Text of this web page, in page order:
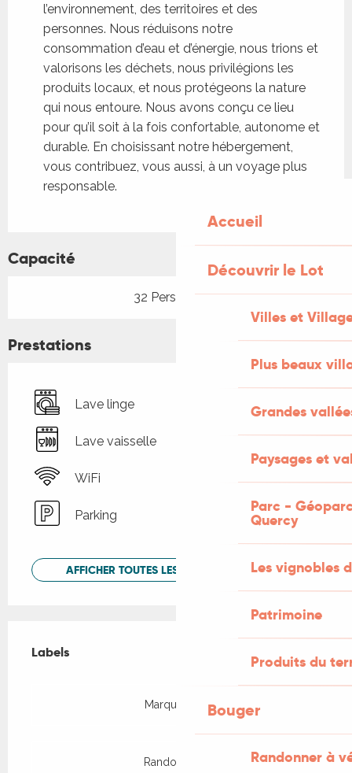
Accueil
Découvrir le Lot
Villes et
Plus beaux
Grandes
Paysages et
Parc -
Quercy
Les vignobles
Patrimoine
Produits du
Bouger
Randonner à
l’environnement, des territoires et des
personnes. Nous réduisons notre
consommation d’eau et d’énergie, nous trions et
valorisons les déchets, nous privilégions les
produits locaux, et nous protégeons la nature
qui nous entoure. Nous avons conçu ce lieu
pour qu’il soit à la fois confortable, autonome et
durable. En choisissant notre hébergement,
vous contribuez, vous aussi, à un voyage plus
responsable.
Capacité
32 Personne(s)
Prestations
Lave linge
Lave vaisselle
WiFi
Parking
AFFICHER TOUTES LES PRESTATIONS
Labels
Labels
Marque Parc
Rando Etape